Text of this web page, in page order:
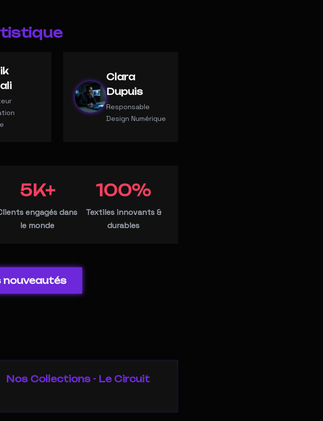
Clara
Dupuis
Responsable
Design Numérique
5K+
engagés dans
le monde
100%
Textiles innovants &
durables
nouveautés
Nos Collections - Le Circuit